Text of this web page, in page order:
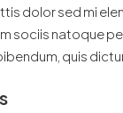
dolor sed mi
sociis natoque
quis